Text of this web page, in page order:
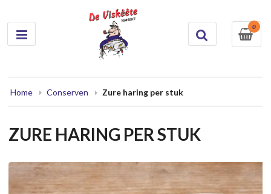
0
Home Conserven Zure haring per stuk
ZURE HARING PER STUK